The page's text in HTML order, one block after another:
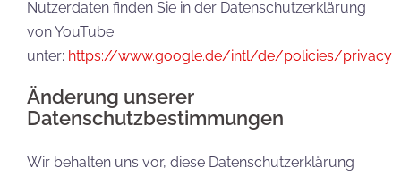
Nutzerdaten finden Sie in der Datenschutzerklärung
von YouTube
unter: https://www.google.de/intl/de/policies/privacy
Änderung unserer
Datenschutzbestimmungen
Wir behalten uns vor, diese Datenschutzerklärung